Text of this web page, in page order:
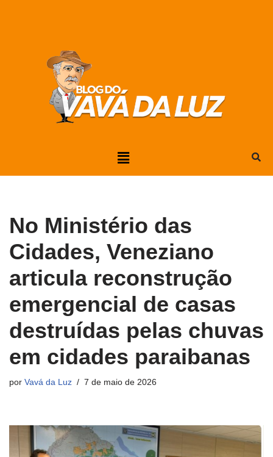
No Ministério das
Cidades, Veneziano
articula reconstrução
emergencial de casas
destruídas pelas chuvas
em cidades paraibanas
por Vavá da Luz 7 de maio de 2026